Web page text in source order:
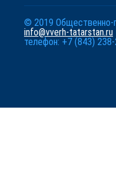
© 2019 Общественно-
info@vverh-tatarstan.ru
телефон: +7 (843)